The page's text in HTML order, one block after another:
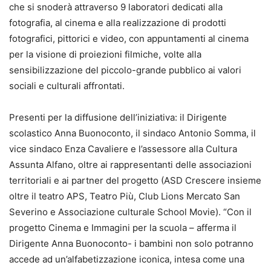
che si snoderà attraverso 9 laboratori dedicati alla
fotografia, al cinema e alla realizzazione di prodotti
fotografici, pittorici e video, con appuntamenti al cinema
per la visione di proiezioni filmiche, volte alla
sensibilizzazione del piccolo-grande pubblico ai valori
sociali e culturali affrontati.
Presenti per la diffusione dell’iniziativa: il Dirigente
scolastico Anna Buonoconto, il sindaco Antonio Somma, il
vice sindaco Enza Cavaliere e l’assessore alla Cultura
Assunta Alfano, oltre ai rappresentanti delle associazioni
territoriali e ai partner del progetto (ASD Crescere insieme
oltre il teatro APS, Teatro Più, Club Lions Mercato San
Severino e Associazione culturale School Movie). “Con il
progetto Cinema e Immagini per la scuola – afferma il
Dirigente Anna Buonoconto- i bambini non solo potranno
accede ad un’alfabetizzazione iconica, intesa come una